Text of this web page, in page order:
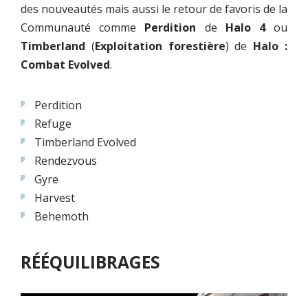
des nouveautés mais aussi le retour de favoris de la
Communauté comme Perdition de Halo 4ou
Timberland (Exploitation forestière) de Halo :
Combat Evolved.
Perdition
Refuge
Timberland Evolved
Rendezvous
Gyre
Harvest
Behemoth
RÉÉQUILIBRAGES